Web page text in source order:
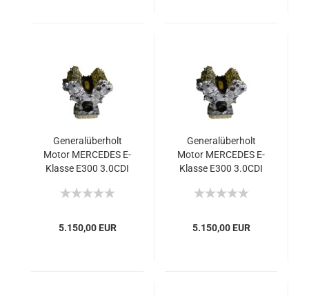
Generalüberholt
Motor MERCEDES E-
Klasse E300 3.0CDI
204PS Euro4
5.150,00 EUR
Generalüberholt
Motor MERCEDES E-
Klasse E300 3.0CDI
211PS Eur4
5.150,00 EUR